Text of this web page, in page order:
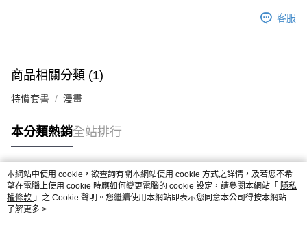
客服
商品相關分類 (1)
特價套書 漫畫
本分類熱銷全站排行
熱門標籤
本網站中使用 cookie，欲查詢有關本網站使用 cookie 方式之詳情，及若您不希
望在電腦上使用 cookie 時應如何變更電腦的 cookie 設定，請參閱本網站「 隱私
權條款 」之 Cookie 聲明。您繼續使用本網站即表示您同意本公司得按本網站使
用條款之 Cookie 聲明使用 cookie。
了解更多 >